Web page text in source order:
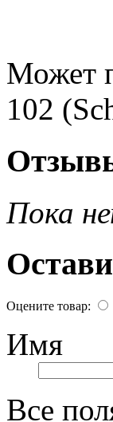
Может
102
Пока
Оцените товар:
Имя
Все